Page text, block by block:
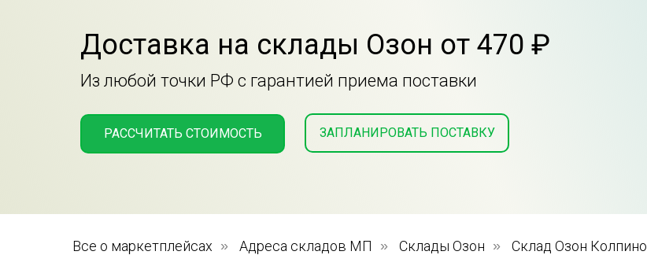
Доставка на склады Озон от 470 ₽
РАССЧИТАТЬ СТОИМОСТЬ
Из любой точки РФ с гарантией приема поставки
ЗАПЛАНИРОВАТЬ ПОСТАВКУ
Все о маркетплейсах » Адреса складов МП » Склады Озон » Склад Озон Колпино